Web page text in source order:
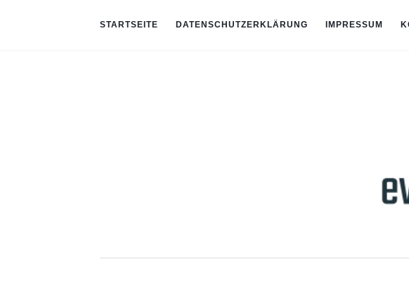
STARTSEITE DATENSCHUTZERKLÄRUNG IMPRESSUM